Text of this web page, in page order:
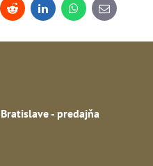
Reddit LinkedInWhatsApp
E-
mail
- predajňa